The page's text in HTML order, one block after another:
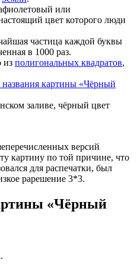
или
цвет которого люди
частица каждой буквы
в 1000 раз.
из полигональных квадратов,
картины «Чёрный
заливе, чёрный цвет
версий
картину по той причине, что
для распечатки, был
рарешение 3*3.
«Чёрный